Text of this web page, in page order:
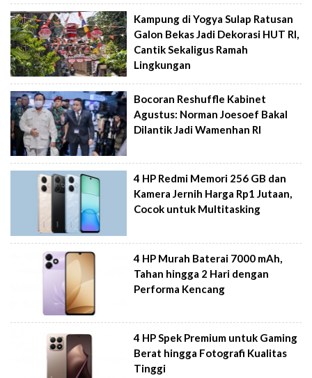
Kampung di Yogya Sulap Ratusan
Galon Bekas Jadi Dekorasi HUT RI,
Cantik Sekaligus Ramah
Lingkungan
Bocoran Reshuffle Kabinet
Agustus: Norman Joesoef Bakal
Dilantik Jadi Wamenhan RI
4 HP Redmi Memori 256 GB dan
Kamera Jernih Harga Rp1 Jutaan,
Cocok untuk Multitasking
4 HP Murah Baterai 7000 mAh,
Tahan hingga 2 Hari dengan
Performa Kencang
4 HP Spek Premium untuk Gaming
Berat hingga Fotografi Kualitas
Tinggi